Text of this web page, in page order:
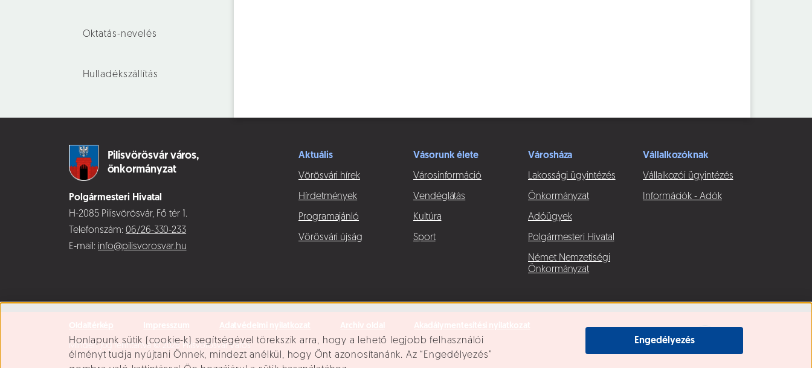
Süti beállítások
Honlapunk sütik (cookie-k) segítségével törekszik arra, hogy a lehető legjobb felhasználói
élményt tudja nyújtani Önnek, mindezt anélkül, hogy Önt azonosítanánk. Az “Engedélyezés”
Engedélyezés
Oktatás-nevelés
Hulladékszállítás
Pilisvörösvár város,
önkormányzat
Polgármesteri Hivatal
H-2085 Pilisvörösvár, Fő tér 1.
Telefonszám: 06/26-330-233
E-mail: info@pilisvorosvar.hu
Aktuális
Vörösvári hírek
Hírdetmények
Programajánló
Vörösvári újság
Vásorunk élete
Városinformáció
Vendéglátás
Kultúra
Sport
Városháza
Lakossági ügyintézés
Önkormányzat
Adóügyek
Polgármesteri Hivatal
Német Nemzetiségi
Önkormányzat
Vállalkozóknak
Vállalkozói ügyintézés
Információk - Adók
Minden jog fenntartva © 2026 Pilisvörösvár Város